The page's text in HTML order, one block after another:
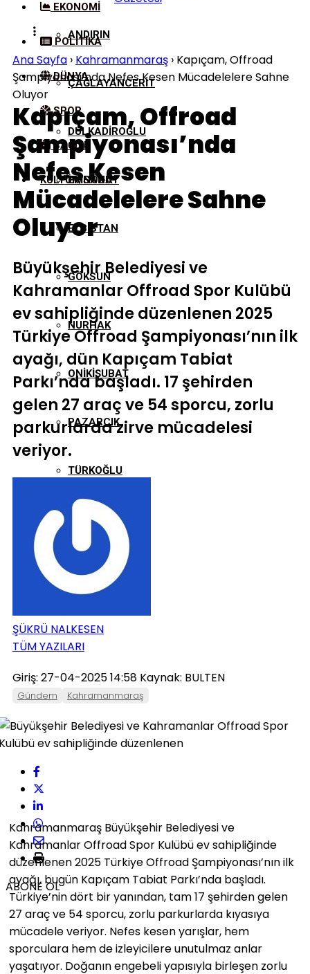
ANDIRIN
ÇAĞLAYANCERIT
DULKADIROĞLU
EKINÖZÜ
ELBISTAN
GÖKSUN
NURHAK
ONIKIŞUBAT
PAZARCIK
TÜRKOĞLU
EKONOMI
POLITIKA
DÜNYA
SPOR
SAĞLIK
KÜLTÜR/SANAT
Ana Sayfa › Kahramanmaraş › Kapıçam, Offroad
Şampiyonası’nda Nefes Kesen Mücadelelere Sahne
Oluyor
Kapıçam, Offroad
Şampiyonası’nda
Nefes Kesen
Mücadelelere Sahne
Oluyor
Büyükşehir Belediyesi ve
Kahramanlar Offroad Spor Kulübü
ev sahipliğinde düzenlenen 2025
Türkiye Offroad Şampiyonası’nın ilk
ayağı, dün Kapıçam Tabiat
Parkı’nda başladı. 17 şehirden
gelen 27 araç ve 54 sporcu, zorlu
parkurlarda zirve mücadelesi
veriyor.
ŞÜKRÜ NALKESEN
TÜM YAZILARI
Giriş: 27-04-2025 14:58 Kaynak: BULTEN
Gündem Kahramanmaraş
ABONE OL
Kahramanmaraş Büyükşehir Belediyesi ve
Kahramanlar Offroad Spor Kulübü ev sahipliğinde
düzenlenen 2025 Türkiye Offroad Şampiyonası’nın ilk
ayağı, bugün Kapıçam Tabiat Parkı’nda başladı.
Türkiye’nin dört bir yanından, tam 17 şehirden gelen
27 araç ve 54 sporcu, zorlu parkurlarda kıyasıya
mücadele veriyor. Nefes kesen yarışlar, hem
sporculara hem de izleyicilere unutulmaz anlar
yaşatıyor. Doğanın engebeli yapısıyla birleşen zorlu